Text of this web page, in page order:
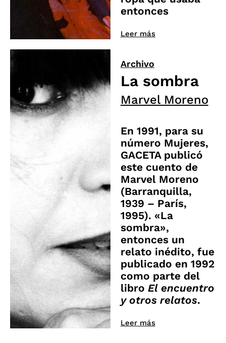
entonces
Leer más
Archivo
La sombra
Marvel Moreno
En 1991, para su
número Mujeres,
GACETA publicó
este cuento de
Marvel Moreno
(Barranquilla,
1939 – París,
1995). «La
sombra»,
entonces un
relato inédito, fue
publicado en 1992
como parte del
libro El encuentro
y otros relatos.
Leer más